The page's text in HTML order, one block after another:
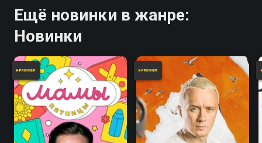
Ещё новинки в жанре:
Новинки